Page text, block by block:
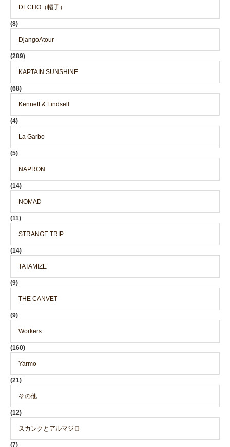
DECHO（帽子）
(8)
DjangoAtour
(289)
KAPTAIN SUNSHINE
(68)
Kennett & Lindsell
(4)
La Garbo
(5)
NAPRON
(14)
NOMAD
(11)
STRANGE TRIP
(14)
TATAMIZE
(9)
THE CANVET
(9)
Workers
(160)
Yarmo
(21)
その他
(12)
スカンクとアルマジロ
(7)